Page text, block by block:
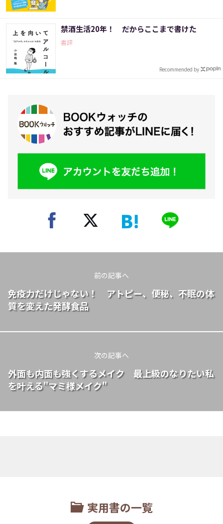
禁酒生活20年！ だからここまで書けた
書評
Recommended by
前の記事へ
免疫力だけじゃない！ アトピー、便秘、不眠の体
質を変えた発酵食品
次の記事へ
外面も内面も強くするメイク 最上級のなりたい私
を叶える"マミ様メイク"
実用書の一覧